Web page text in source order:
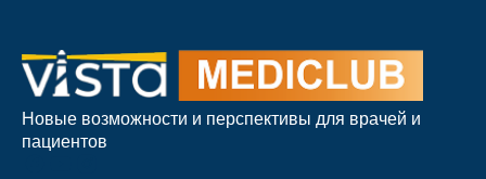
Новые возможности и перспективы для врачей и
пациентов